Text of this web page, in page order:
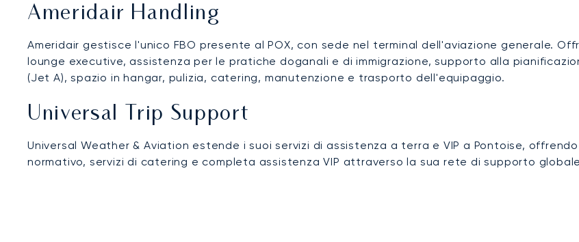
Ameridair Handling
Ameridair gestisce l'unico FBO presente al POX, con sede nel terminal dell'aviazione generale.
lounge executive, assistenza per le pratiche doganali e di immigrazione, supporto alla
(Jet A), spazio in hangar, pulizia, catering, manutenzione e trasporto dell'equipaggio.
Universal Trip Support
Universal Weather & Aviation estende i suoi servizi di assistenza a terra e VIP a Pontoise,
normativo, servizi di catering e completa assistenza VIP attraverso la sua rete di supporto